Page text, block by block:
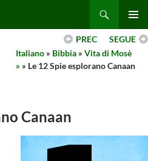
MENU
SEGUE
PREC
Italiano » Bibbia » Vita di Mosè
» » Le 12 Spie esplorano Canaan
Canaan